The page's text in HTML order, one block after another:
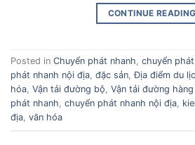
CONTINUE READING
Posted in Chuyển phát nhanh, chuyển
phát nhanh nội địa, đặc sản,Địa điểm du
hóa, Vận tải đường bộ, Vận tải đường
phát nhanh, chuyển phát nhanh nội địa,
địa, văn hóa